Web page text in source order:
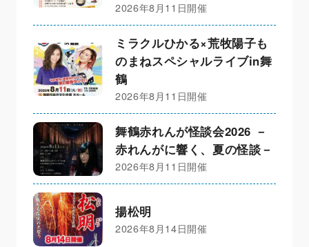
2026年8月11日開催
ミラクルひかる×荒牧陽子も
のまねスペシャルライブin舞
鶴
2026年8月11日開催
舞鶴赤れんが怪談会2026 －
赤れんがに響く、夏の怪談－
2026年8月11日開催
揚松明
2026年8月14日開催